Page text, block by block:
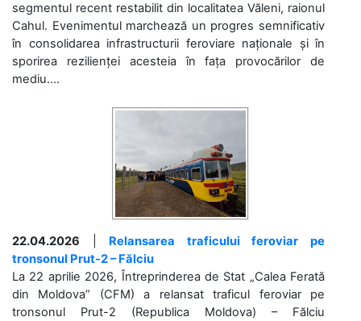
segmentul recent restabilit din localitatea Văleni, raionul
Cahul. Evenimentul marchează un progres semnificativ
în consolidarea infrastructurii feroviare naționale și în
sporirea rezilienței acesteia în fața provocărilor de
mediu....
22.04.2026
Relansarea traficului feroviar pe
tronsonul Prut-2 – Fălciu
La 22 aprilie 2026, Întreprinderea de Stat „Calea Ferată
din Moldova” (CFM) a relansat traficul feroviar pe
tronsonul Prut-2 (Republica Moldova) – Fălciu